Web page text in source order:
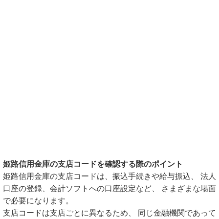
姫路信用金庫の支店コードを確認する際のポイント
姫路信用金庫の支店コードは、振込手続きや給与振込、 法人
口座の登録、会計ソフトへの口座設定など、 さまざまな場面
で必要になります。
支店コードは支店ごとに異なるため、 同じ金融機関であって